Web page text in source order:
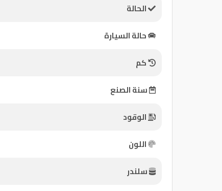
الحالة
حالة السيارة
كم
سنة الصنع
الوقود
اللون
سلندر